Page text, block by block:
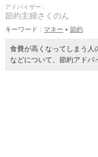
アドバイザー :
節約主婦さくのん
キーワード : マネー • 節約
食費が高くなってしまう人
などについて、節約アドバ